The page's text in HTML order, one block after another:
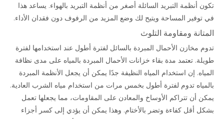
تكون أنظمة التبريد السائلة أصغر من أنظمة التبريد بالهواء. يساعد هذا
في توفير المساحة ويتيح لك وضع المزيد من الرفوف دون فقدان الأداء.
المتانة ومقاومة التلوث
تدوم مخازن الأحمال المبردة بالسائل لفترة أطول عند استخدامها لفترة
طويلة. تعتمد مدة بقاء خزانات الأحمال المبردة بالمياه على مدى نظافة
المياه. إن استخدام المياه النظيفة جدًا يمكن أن يجعل الأنظمة المبردة
بالمياه تدوم لفترة أطول بخمس مرات من استخدام مياه الشرب العادية.
يمكن أن تتراكم الأوساخ والمعادن على المقاومات، مما يجعلها تعمل
بشكل أقل كفاءة وتضر بالأختام. وهذا يمكن أن يؤدي إلى كسر أجزاء